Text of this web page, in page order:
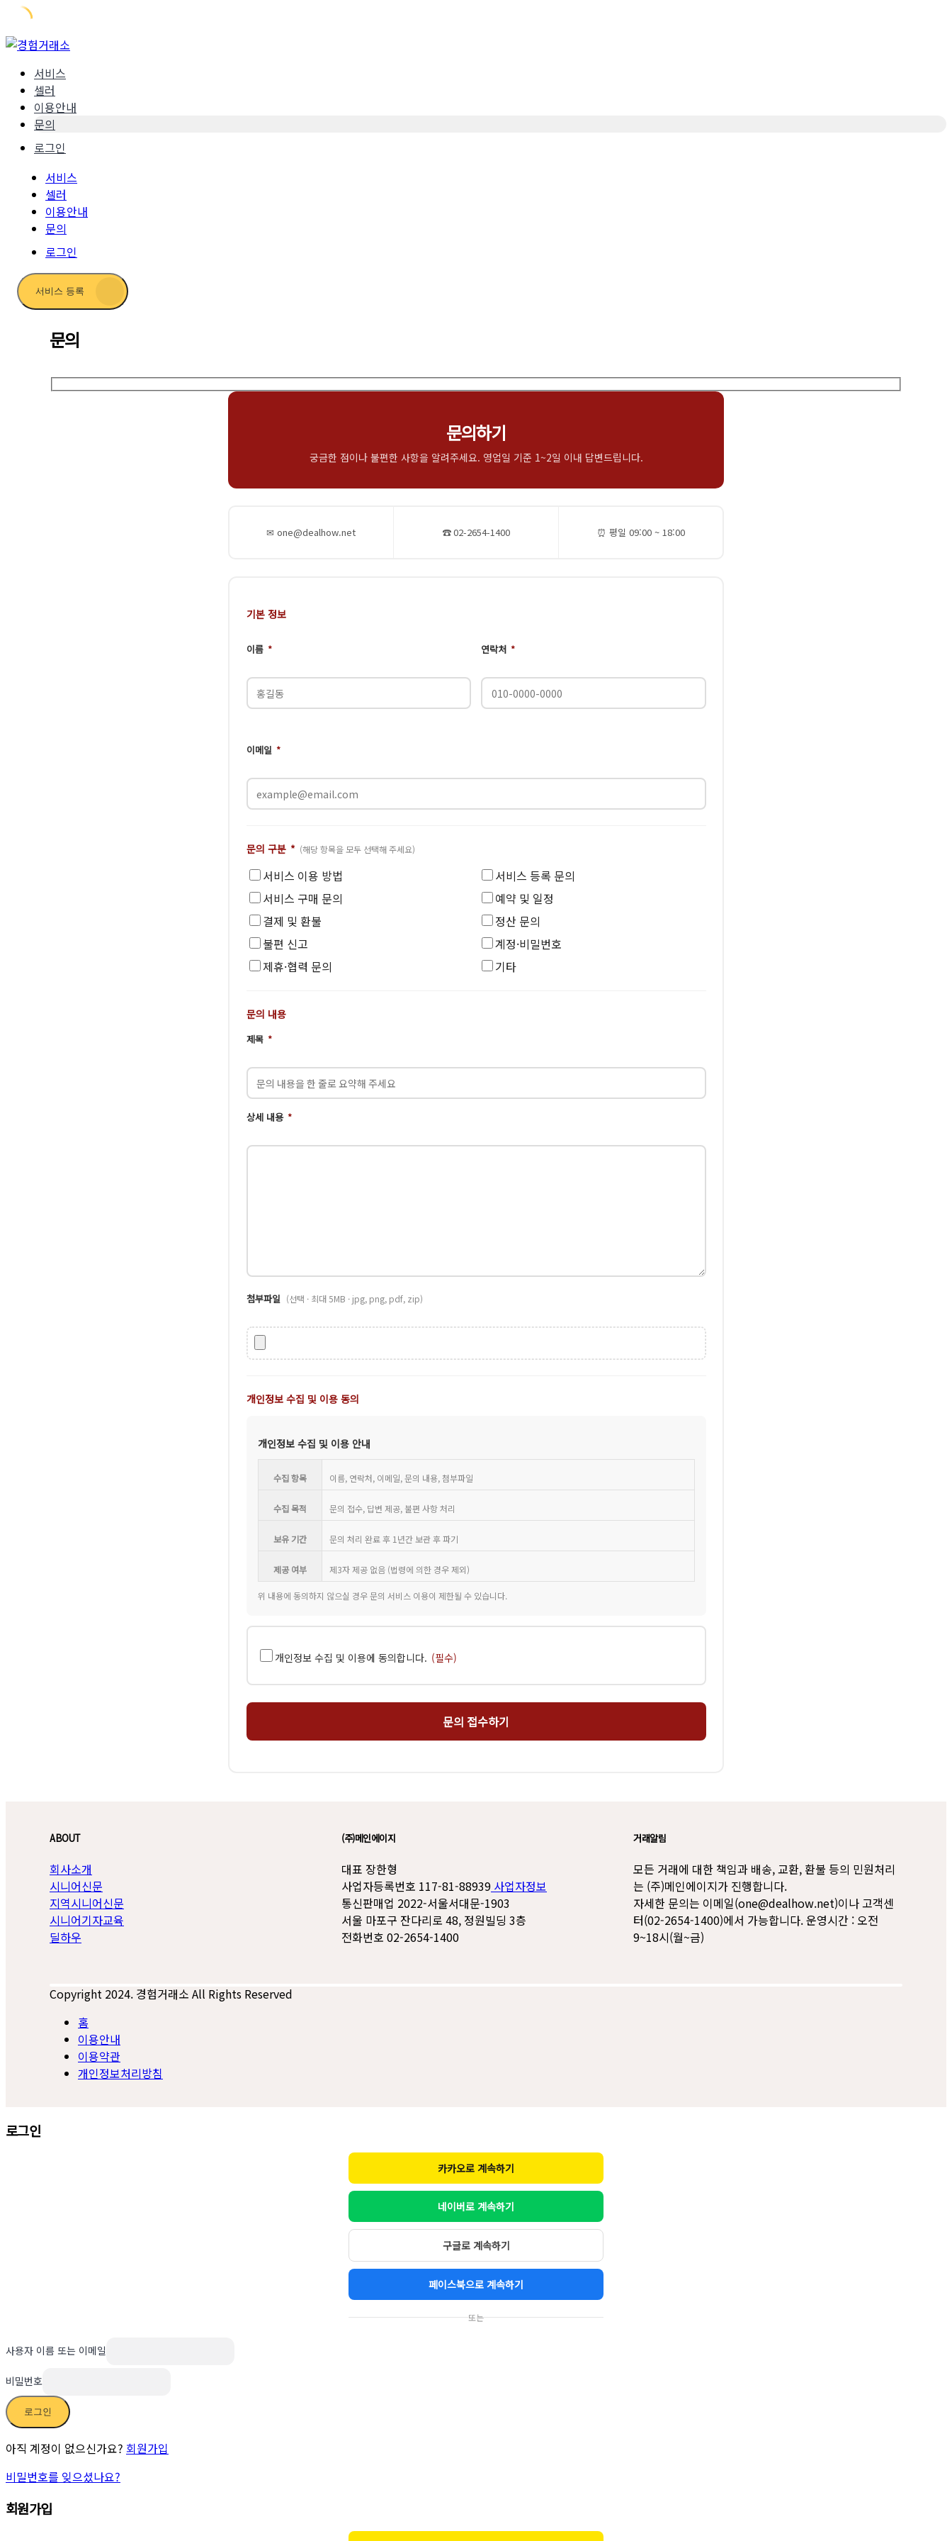
Skip
content서비스
셀러
이용안내
문의
로그인
서비스
셀러
이용안내
문의
로그인
서비스 등록
문의
문의하기
궁금한 점이나 불편한 사항을 알려주세요. 영업일 기준 1~2일 이내 답변드립니다.
✉ one@dealhow.net ☎ 02-2654-1400 ⏰ 평일 09:00 ~ 18:00
기본 정보
이름 * 연락처 *
이메일 *
문의 구분 * (해당 항목을 모두 선택해 주세요)
서비스 이용 방법
서비스 등록 문의
서비스 구매 문의
예약 및 일정
결제 및 환불
정산 문의
불편 신고
계정·비밀번호
제휴·협력 문의
기타
문의 내용
제목 *
상세 내용 *
첨부파일 (선택 · 최대 5MB · jpg, png, pdf, zip)
개인정보 수집 및 이용 동의
개인정보 수집 및 이용 안내
수집 항목 이름, 연락처, 이메일, 문의 내용, 첨부파일
수집 목적 문의 접수, 답변 제공, 불편 사항 처리
보유 기간 문의 처리 완료 후 1년간 보관 후 파기
제공 여부 제3자 제공 없음 (법령에 의한 경우 제외)
위 내용에 동의하지 않으실 경우 문의 서비스 이용이 제한될 수 있습니다.
개인정보 수집 및 이용에 동의합니다. (필수)
ABOUT
회사소개
시니어신문
지역시니어신문
시니어기자교육
딜하우
(주)메인에이지
대표 장한형
사업자등록번호 117-81-88939 사업자정보
통신판매업 2022-서울서대문-1903
서울 마포구 잔다리로 48, 정원빌딩 3층
전화번호 02-2654-1400
거래알림
모든 거래에 대한 책임과 배송, 교환, 환불 등의 민원처리
는 (주)메인에이지가 진행합니다.
자세한 문의는 이메일(one@dealhow.net)이나 고객센
터(02-2654-1400)에서 가능합니다. 운영시간 : 오전
9~18시(월~금)
Copyright 2024. 경험거래소 All Rights Reserved
홈
이용안내
이용약관
개인정보처리방침
로그인
카카오로 계속하기
네이버로 계속하기
구글로 계속하기
페이스북으로 계속하기
또는
사용자 이름 또는 이메일
비밀번호
로그인
아직 계정이 없으신가요? 회원가입
비밀번호를 잊으셨나요?
회원가입